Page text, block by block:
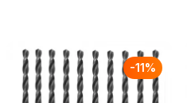
-11%